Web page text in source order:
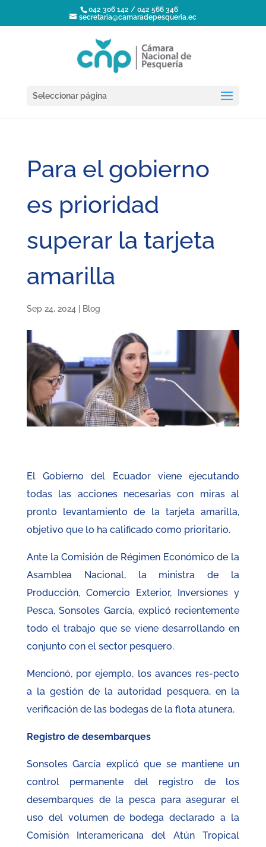
042 306 142 / 042 566 346
secretaria@camaradepesqueria.ec
Seleccionar página
Para el gobierno
es prioridad
superar la tarjeta
amarilla
Sep 24, 2024 Blog
El Gobierno del Ecuador viene ejecutando
todas las acciones necesarias con miras al
pronto levantamiento de la tarjeta amarilla,
objetivo que lo ha calificado como prioritario.
Ante la Comisión de Régimen Económico de la
Asamblea Nacional, la ministra de la
Producción, Comercio Exterior, Inversiones y
Pesca, Sonsoles García, explicó recientemente
todo el trabajo que se viene desarrollando en
conjunto con el sector pesquero.
Mencionó, por ejemplo, los avances res-pecto
a la gestión de la autoridad pesquera, en la
verificación de las bodegas de la flota atunera.
Registro de desembarques
Sonsoles García explicó que se mantiene un
control permanente del registro de los
desembarques de la pesca para asegurar el
uso del volumen de bodega declarado a la
Comisión Interamericana del Atún Tropical